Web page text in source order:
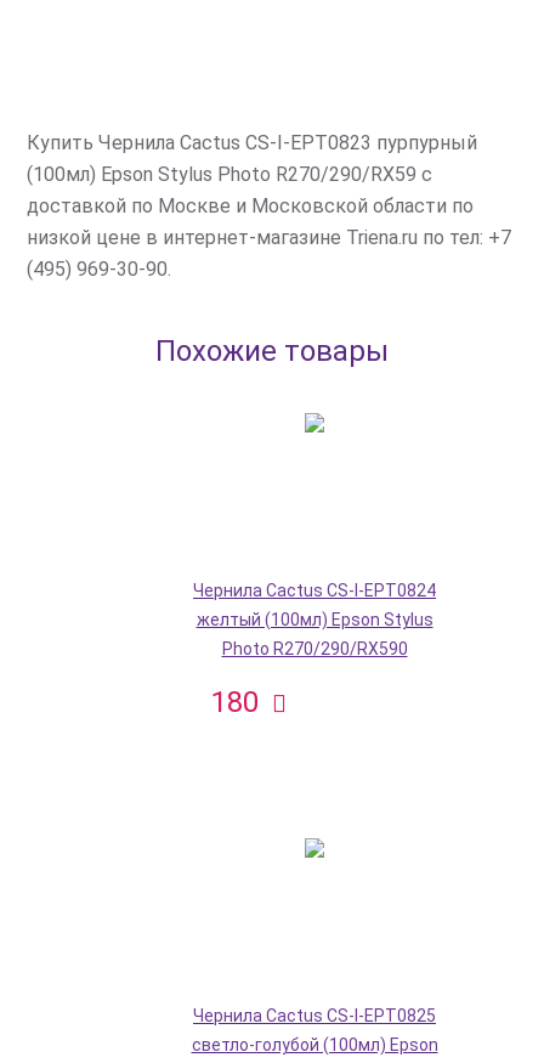
Купить Чернила Cactus CS-I-EPT0823 пурпурный
(100мл) Epson Stylus Photo R270/290/RX59 с
доставкой по Москве и Московской области по
низкой цене в интернет-магазине Triena.ru по тел: +7
(495) 969-30-90.
Похожие товары
Чернила Cactus CS-I-EPT0824
желтый (100мл) Epson Stylus
Photo R270/290/RX590
180
Чернила Cactus CS-I-EPT0825
светло-голубой (100мл) Epson